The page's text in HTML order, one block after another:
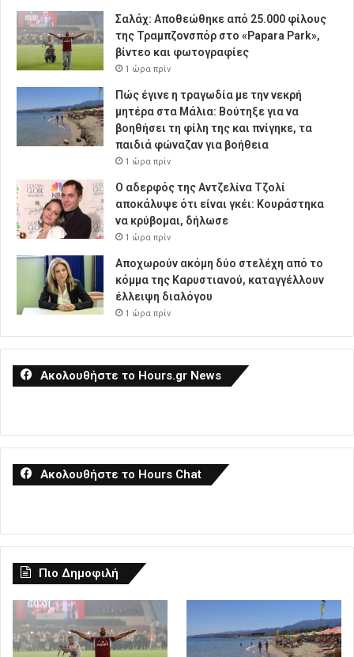
Σαλάχ: Αποθεώθηκε από 25.000 φίλους
της Τραμπζονσπόρ στο «Papara Park»,
βίντεο και φωτογραφίες
1 ώρα πρίν
Πώς έγινε η τραγωδία με την νεκρή
μητέρα στα Μάλια: Βούτηξε για να
βοηθήσει τη φίλη της και πνίγηκε, τα
παιδιά φώναζαν για βοήθεια
1 ώρα πρίν
Ο αδερφός της Αντζελίνα Τζολί
αποκάλυψε ότι είναι γκέι: Κουράστηκα
να κρύβομαι, δήλωσε
1 ώρα πρίν
Αποχωρούν ακόμη δύο στελέχη από το
κόμμα της Καρυστιανού, καταγγέλλουν
έλλειψη διαλόγου
1 ώρα πρίν
Ακολουθήστε το Hours.gr News
Ακολουθήστε το Hours Chat
Πιο Δημοφιλή